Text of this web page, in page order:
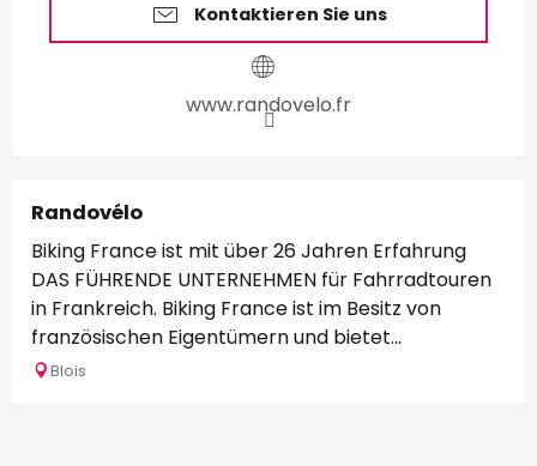
Kontaktieren Sie uns
www.randovelo.fr
Randovélo
Biking France ist mit über 26 Jahren Erfahrung
DAS FÜHRENDE UNTERNEHMEN für Fahrradtouren
in Frankreich. Biking France ist im Besitz von
französischen Eigentümern und bietet...
Blois